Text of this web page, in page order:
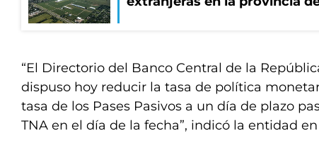
“El Directorio del Banco Central de la
dispuso hoy reducir la tasa de política
tasa de los Pases Pasivos a un día de plazo
TNA en el día de la fecha”, indicó la entidad